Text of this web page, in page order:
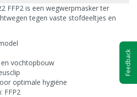
FFP2 is een wegwerpmasker ter
tegen vaste stofdeeltjes en
vochtopbouw
optimale hygiëne
FFP2
Feedback